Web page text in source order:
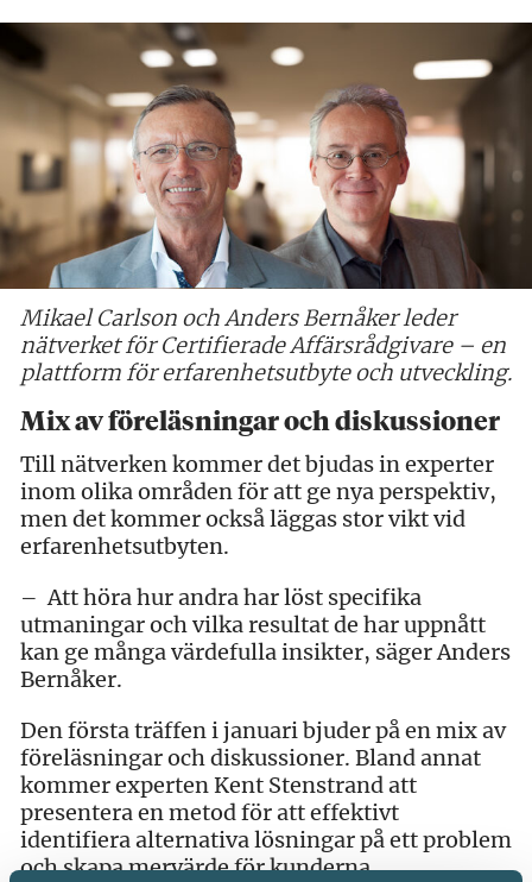
Mikael Carlson och Anders Bernåker leder
nätverket för Certifierade Affärsrådgivare – en
plattform för erfarenhetsutbyte och utveckling.
Mix av föreläsningar och diskussioner
Till nätverken kommer det bjudas in experter
inom olika områden för att ge nya perspektiv,
men det kommer också läggas stor vikt vid
erfarenhetsutbyten.
– Att höra hur andra har löst specifika
utmaningar och vilka resultat de har uppnått
kan ge många värdefulla insikter, säger Anders
Bernåker.
Den första träffen i januari bjuder på en mix av
föreläsningar och diskussioner. Bland annat
kommer experten Kent Stenstrand att
presentera en metod för att effektivt
identifiera alternativa lösningar på ett problem
och skapa mervärde för kunderna.